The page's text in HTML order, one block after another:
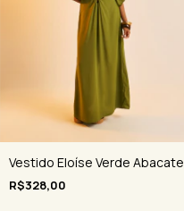
Vestido Eloíse Verde Abacate
R$328,00